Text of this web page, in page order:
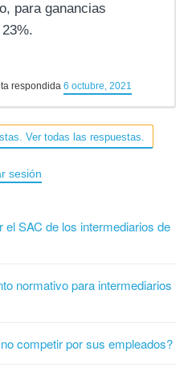
para ganancias
respondida 6 octubre, 2021
Ver todas las respuestas.
sesión
el SAC de los intermediarios de
normativo para intermediarios
competir por sus empleados?